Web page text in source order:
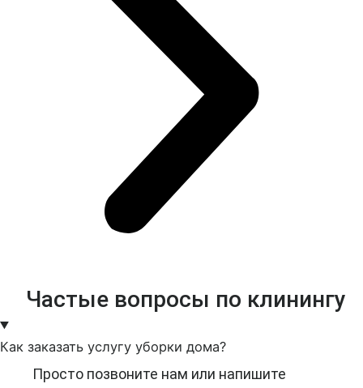
Частые вопросы по клинингу
Как заказать услугу уборки дома?
Просто позвоните нам или напишите